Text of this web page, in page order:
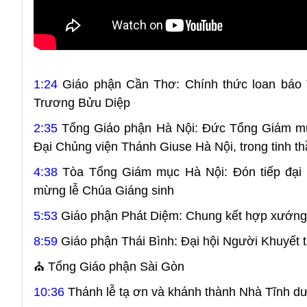
1:24 Giáo phận Cần Thơ: Chính thức loan
Trương Bửu Diệp
2:35 Tổng Giáo phận Hà Nội: Đức Tổng Giám
Đại Chủng viện Thánh Giuse Hà Nội, trong tinh
4:38 Tòa Tổng Giám mục Hà Nội: Đón tiếp
mừng lễ Chúa Giáng sinh
5:53 Giáo phận Phát Diệm: Chung kết hợp
8:59 Giáo phận Thái Bình: Đại hội Người Khuyết
⛪ Tổng Giáo phận Sài Gòn
10:36 Thánh lễ tạ ơn và khánh thành Nhà Tĩnh